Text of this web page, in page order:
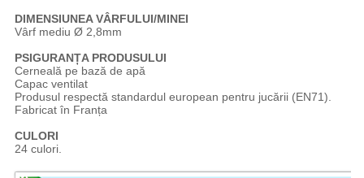
DIMENSIUNEA VÂRFULUI/MINEI
Vârf mediu Ø 2,8mm
PSIGURANȚA PRODUSULUI
Cerneală pe bază de apă
Capac ventilat
Produsul respectă standardul european pentru jucării (EN71).
Fabricat în Franța
CULORI
24 culori.